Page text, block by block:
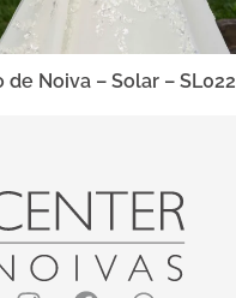
de Noiva – Solar – SL022